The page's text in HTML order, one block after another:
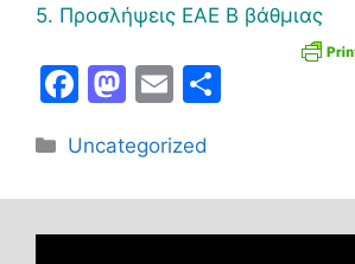
5. Προσλήψεις ΕΑΕ Β βάθμιας
F
c
e
b
M
st
o
d
E
ai
l
α
σ
Κατηγορίες
Uncategorized